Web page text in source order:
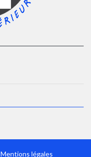
Mentions légales